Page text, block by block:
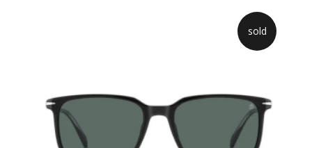
sold